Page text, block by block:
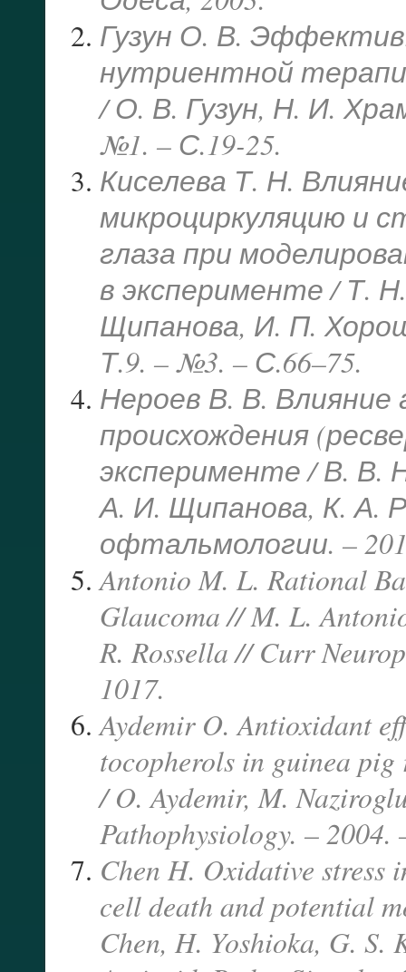
Гузун О. В.
нутриентной
/ О. В. Гузун, Н. И.
№1. – С.19-25.
Киселева Т. Н.
микроциркуляцию и
глаза при
в эксперименте / Т.
Щипанова, И. П.
Т.9. – №3. – С.66–75.
Нероев В. В.
происхождения
эксперименте / В. В.
А. И. Щипанова, К. А.
офтальмологии. –
Antonio M. L. Rational
Glaucoma // M. L.
R. Rossella // Curr
1017.
Aydemir O. Antioxidant
tocopherols in guinea
/ O. Aydemir, M.
Pathophysiology. –
Chen H. Oxidative stress
cell death and potential
Chen, H. Yoshioka, G.